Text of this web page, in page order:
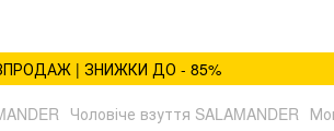
| ЗНИЖКИ ДО - 85%
Чоловіче взуття SALAMANDER